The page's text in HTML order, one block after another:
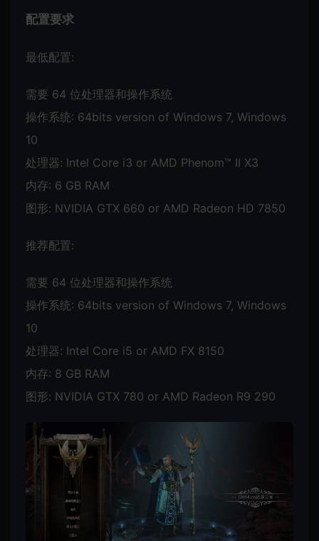
配置要求
最低配置:
需要 64 位处理器和操作系统
操作系统: 64bits version of Windows 7, Windows
10
处理器: Intel Core i3 or AMD Phenom™ II X3
内存: 6 GB RAM
图形: NVIDIA GTX 660 or AMD Radeon HD 7850
推荐配置:
需要 64 位处理器和操作系统
操作系统: 64bits version of Windows 7, Windows
10
处理器: Intel Core i5 or AMD FX 8150
内存: 8 GB RAM
图形: NVIDIA GTX 780 or AMD Radeon R9 290